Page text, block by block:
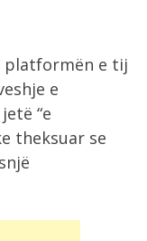
platformën e tij
e
“e
theksuar se